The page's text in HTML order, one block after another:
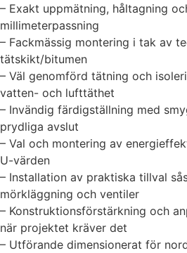
– Exakt uppmätning, håltagning
millimeterpassning
– Fackmässig montering i tak av
tätskikt/bitumen
– Väl genomförd tätning och
vatten- och lufttäthet
– Invändig färdigställning med
prydliga avslut
– Val och montering av
U-värden
– Installation av praktiska tillval
mörkläggning och ventiler
– Konstruktionsförstärkning och
när projektet kräver det
– Utförande dimensionerat för